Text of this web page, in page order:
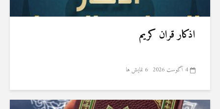
اذکار قران کریم
4 آگوست 2026 6 نمایش ها